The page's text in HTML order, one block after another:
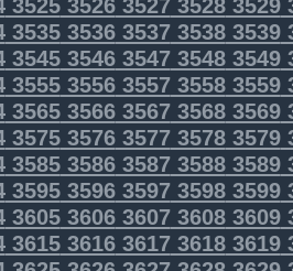
35353536353735383539
35453546354735483549
35553556355735583559
35653566356735683569
35753576357735783579
35853586358735883589
35953596359735983599
36053606360736083609
36153616361736183619